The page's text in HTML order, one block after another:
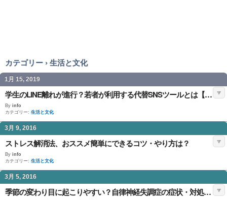
カテゴリー › 生活と文化
1月 15, 2019
学生のLINE離れが進行？若者が利用する代替SNSツールとは【2026年版】
By info
カテゴリー: 生活と文化
3月 9, 2016
ストレス解消法、おススメ簡単にできるコツ・やり方は？
By info
カテゴリー: 生活と文化
3月 5, 2016
季節の変わり目に起こりやすい？自律神経失調症の症状・対処法とは？